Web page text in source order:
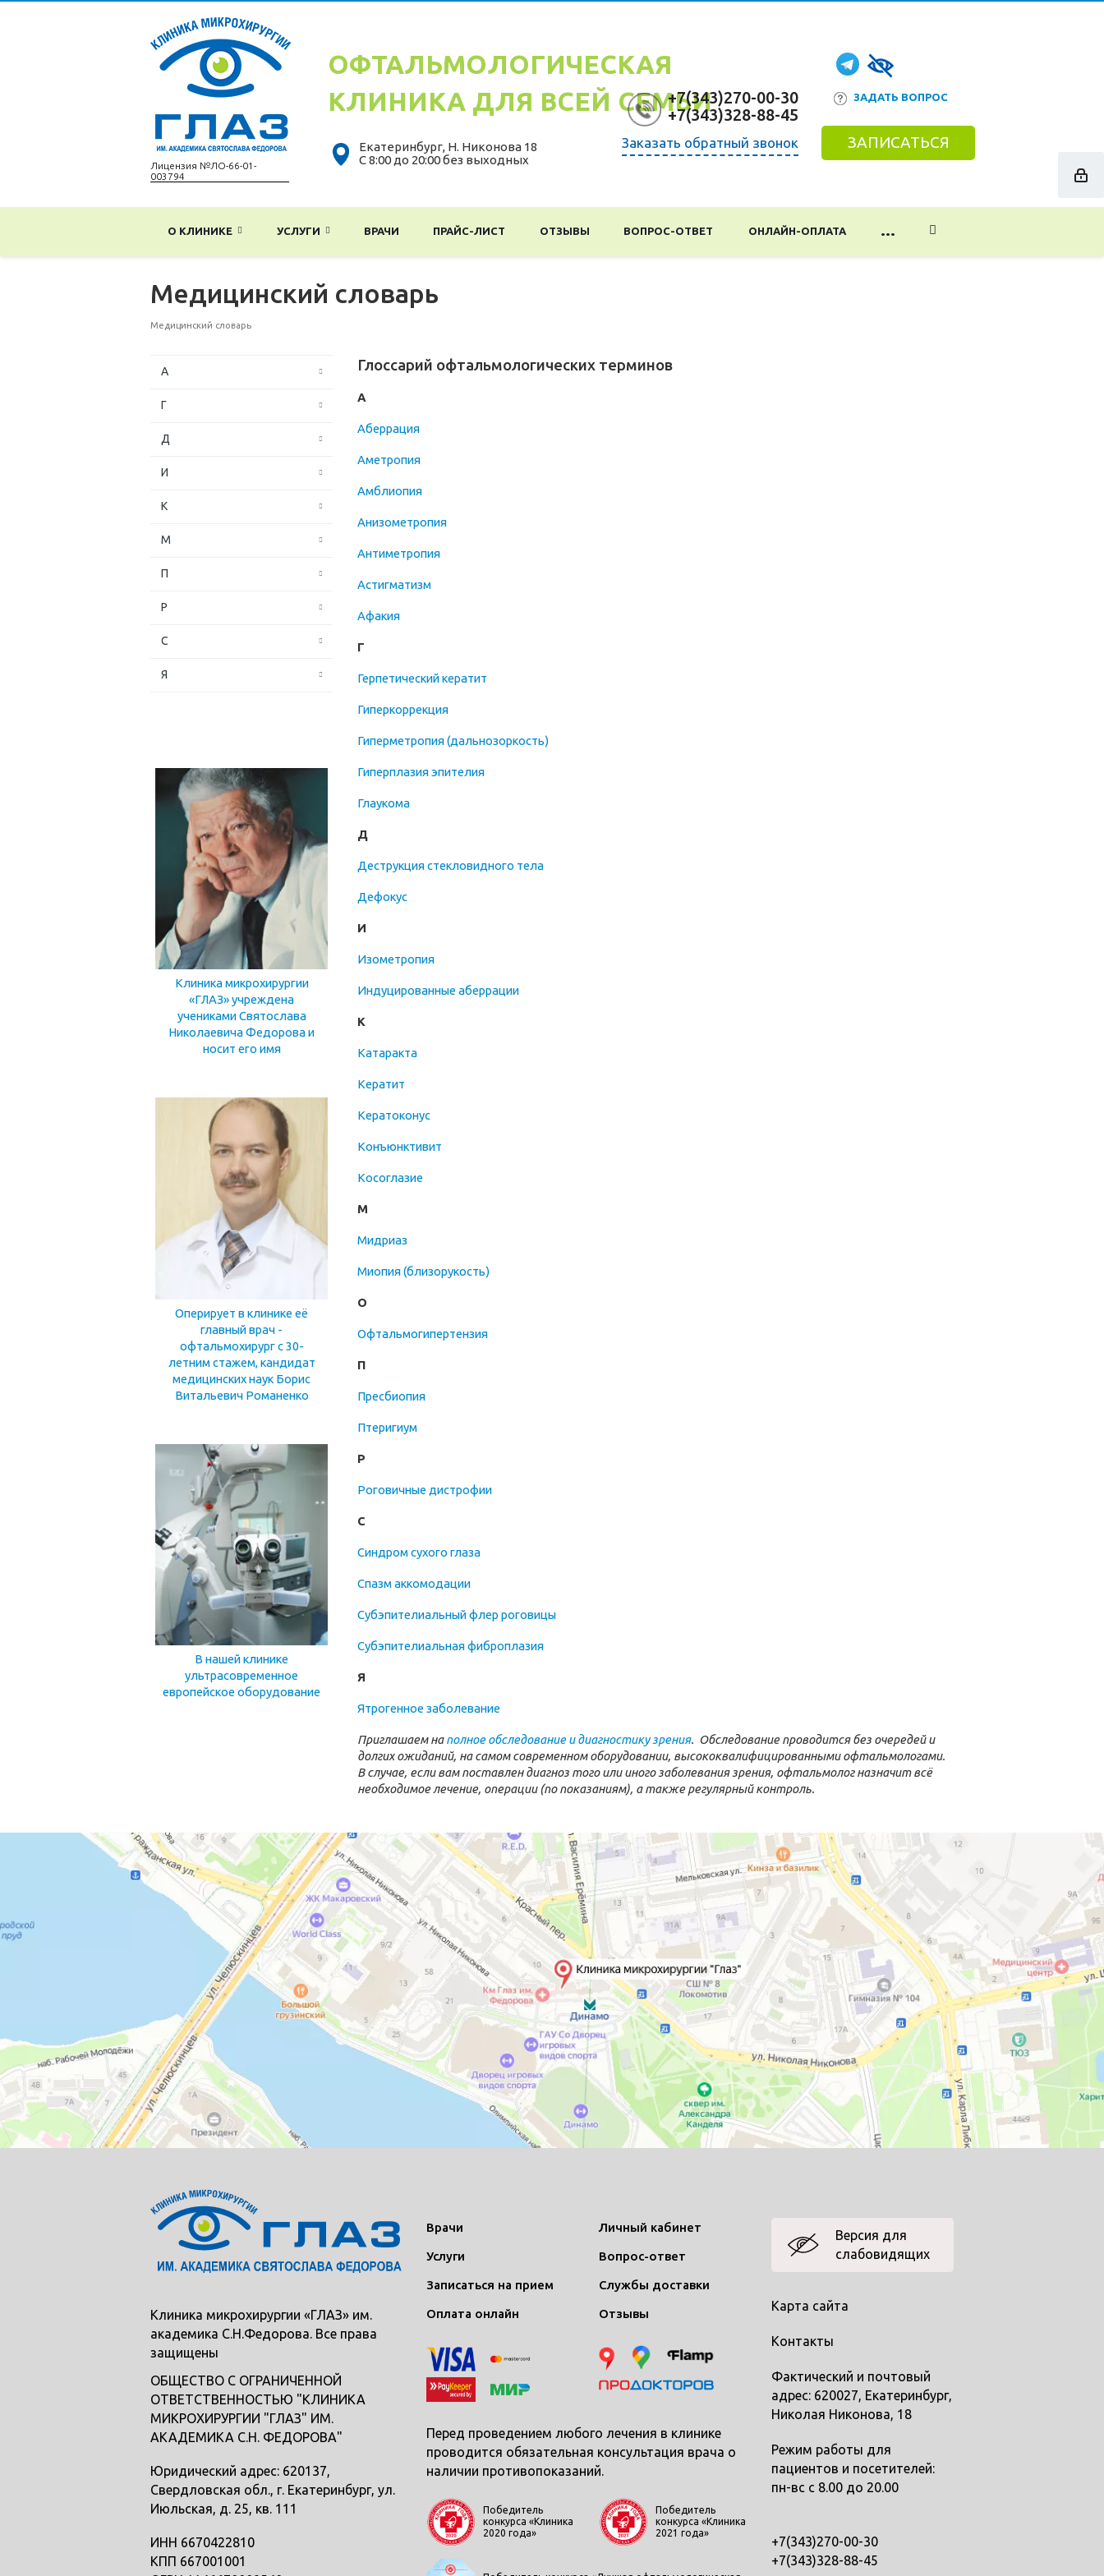
Лицензия №ЛО-66-01-
003794
ОФТАЛЬМОЛОГИЧЕСКАЯ
КЛИНИКА ДЛЯ ВСЕЙ СЕМЬИ
Екатеринбург, Н. Никонова 18
С 8:00 до 20:00 без выходных
+7(343)270-00-30
+7(343)328-88-45
Заказать обратный звонок
ЗАДАТЬ ВОПРОС
ЗАПИСАТЬСЯ
О КЛИНИКЕ УСЛУГИ ВРАЧИ ПРАЙС-ЛИСТ ОТЗЫВЫ ВОПРОС-ОТВЕТ ОНЛАЙН-ОПЛАТА ...
Медицинский словарь
Медицинский словарь
А
Г
Д
И
К
М
П
Р
С
Я
Клиника микрохирургии
«ГЛАЗ» учреждена
учениками Святослава
Николаевича Федорова и
носит его имя
Оперирует в клинике её
главный врач -
офтальмохирург с 30-
летним стажем, кандидат
медицинских наук Борис
Витальевич Романенко
В нашей клинике
ультрасовременное
европейское оборудование
Глоссарий офтальмологических терминов
А
Аберрация
Аметропия
Амблиопия
Анизометропия
Антиметропия
Астигматизм
Афакия
Г
Герпетический кератит
Гиперкоррекция
Гиперметропия (дальнозоркость)
Гиперплазия эпителия
Глаукома
Д
Деструкция стекловидного тела
Дефокус
И
Изометропия
Индуцированные аберрации
К
Катаракта
Кератит
Кератоконус
Конъюнктивит
Косоглазие
М
Мидриаз
Миопия (близорукость)
О
Офтальмогипертензия
П
Пресбиопия
Птеригиум
Р
Роговичные дистрофии
С
Синдром сухого глаза
Спазм аккомодации
Субэпителиальный флер роговицы
Субэпителиальная фиброплазия
Я
Ятрогенное заболевание
Приглашаем наполное обследование и диагностику зрения. Обследование проводится без очередей и
долгих ожиданий, на самом современном оборудовании, высококвалифицированными офтальмологами.
В случае, если вам поставлен диагноз того или иного заболевания зрения, офтальмолог назначит всё
необходимое лечение, операции (по показаниям), а также регулярный контроль.
Клиника микрохирургии «ГЛАЗ» им.
академика С.Н.Федорова. Все права
защищены
ОБЩЕСТВО С ОГРАНИЧЕННОЙ
ОТВЕТСТВЕННОСТЬЮ "КЛИНИКА
МИКРОХИРУРГИИ "ГЛАЗ" ИМ.
АКАДЕМИКА С.Н. ФЕДОРОВА"
Юридический адрес: 620137,
Свердловская обл., г. Екатеринбург, ул.
Июльская, д. 25, кв. 111
ИНН 6670422810
КПП 667001001
Врачи
Услуги
Записаться на прием
Оплата онлайн
Личный кабинет
Вопрос-ответ
Службы доставки
Отзывы
Перед проведением любого лечения в клинике
проводится обязательная консультация врача о
наличии противопоказаний.
Победитель
конкурса «Клиника
2020 года»
Победитель
конкурса «Клиника
2021 года»
Версия для
слабовидящих
Карта сайта
Контакты
Фактический и почтовый
адрес: 620027, Екатеринбург,
Николая Никонова, 18
Режим работы для
пациентов и посетителей:
пн-вс с 8.00 до 20.00
+7(343)270-00-30
+7(343)328-88-45